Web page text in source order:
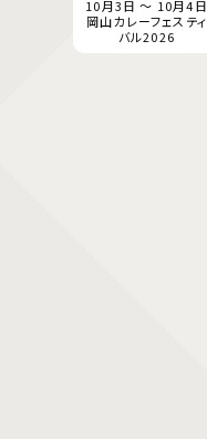
10月3日 ～ 10月4日
岡山カレーフェスティ
バル2026